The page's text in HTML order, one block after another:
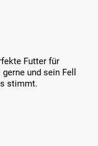
Futter für
und sein Fell
stimmt.